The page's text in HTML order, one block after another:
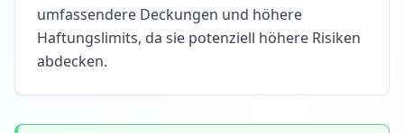
umfassendere Deckungen und höhere
Haftungslimits, da sie potenziell höhere Risiken
abdecken.